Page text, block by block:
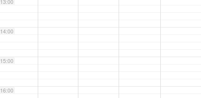
13:00
14:00
15:00
16:00